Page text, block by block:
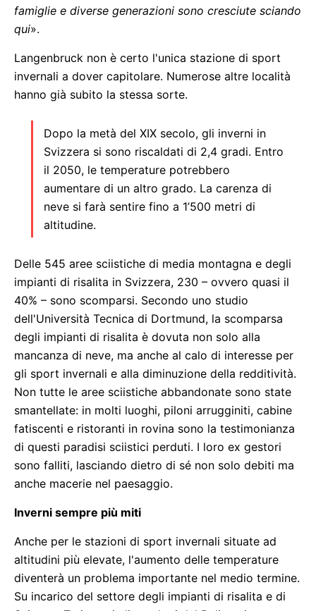
famiglie e diverse generazioni sono cresciute sciando
qui».
Langenbruck non è certo l'unica stazione di sport
invernali a dover capitolare. Numerose altre località
hanno già subito la stessa sorte.
Dopo la metà del XIX secolo, gli inverni in
Svizzera si sono riscaldati di 2,4 gradi. Entro
il 2050, le temperature potrebbero
aumentare di un altro grado. La carenza di
neve si farà sentire fino a 1’500 metri di
altitudine.
Delle 545 aree sciistiche di media montagna e degli
impianti di risalita in Svizzera, 230 – ovvero quasi il
40% – sono scomparsi. Secondo uno studio
dell'Università Tecnica di Dortmund, la scomparsa
degli impianti di risalita è dovuta non solo alla
mancanza di neve, ma anche al calo di interesse per
gli sport invernali e alla diminuzione della redditività.
Non tutte le aree sciistiche abbandonate sono state
smantellate: in molti luoghi, piloni arrugginiti, cabine
fatiscenti e ristoranti in rovina sono la testimonianza
di questi paradisi sciistici perduti. I loro ex gestori
sono falliti, lasciando dietro di sé non solo debiti ma
anche macerie nel paesaggio.
Inverni sempre più miti
Anche per le stazioni di sport invernali situate ad
altitudini più elevate, l'aumento delle temperature
diventerà un problema importante nel medio termine.
Su incarico del settore degli impianti di risalita e di